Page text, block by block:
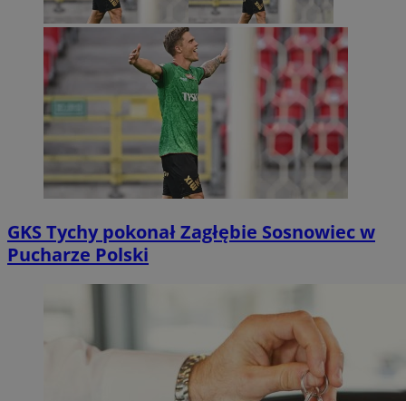
GKS Tychy pokonał Zagłębie Sosnowiec w
Pucharze Polski